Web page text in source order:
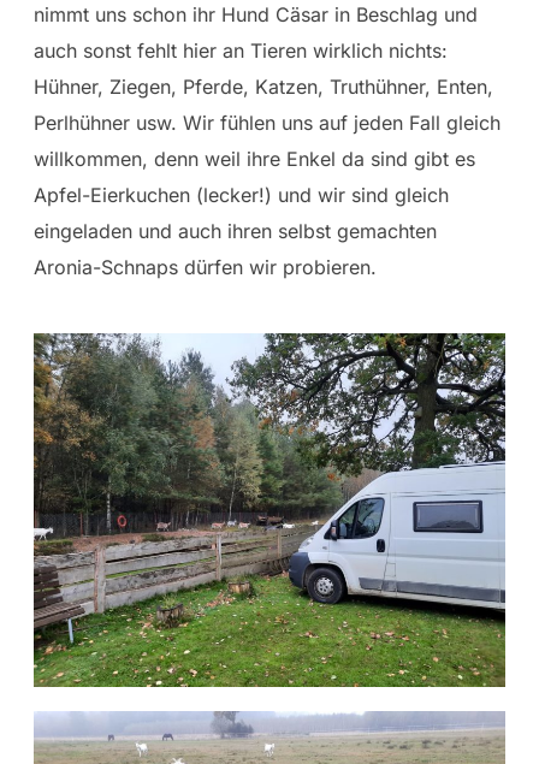
nimmt uns schon ihr Hund Cäsar in Beschlag und
auch sonst fehlt hier an Tieren wirklich nichts:
Hühner, Ziegen, Pferde, Katzen, Truthühner, Enten,
Perlhühner usw. Wir fühlen uns auf jeden Fall gleich
willkommen, denn weil ihre Enkel da sind gibt es
Apfel-Eierkuchen (lecker!) und wir sind gleich
eingeladen und auch ihren selbst gemachten
Aronia-Schnaps dürfen wir probieren.